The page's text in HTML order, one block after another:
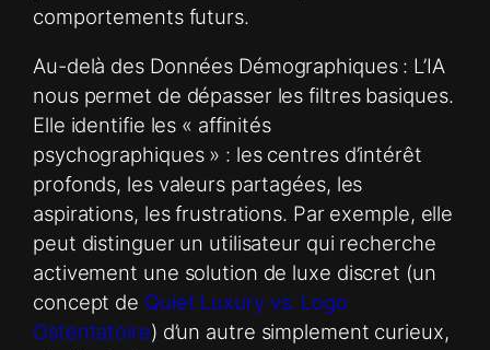
comportements futurs.
Au-delà des Données Démographiques : L’IA
nous permet de dépasser les filtres basiques.
Elle identifie les « affinités
psychographiques » : les centres d’intérêt
profonds, les valeurs partagées, les
aspirations, les frustrations. Par exemple, elle
peut distinguer un utilisateur qui recherche
activement une solution de luxe discret (un
concept de Quiet Luxury vs. Logo
Ostentatoire) d’un autre simplement curieux,